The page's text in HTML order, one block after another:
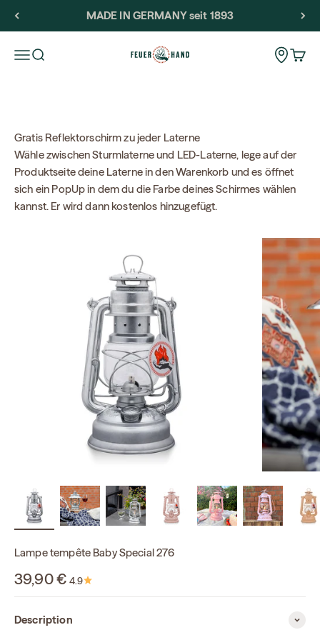
MADE IN GERMANY seit 1893
Ouvrir la navigation
Ouvrir la recherche Feuerhand Voir
Gratis Reflektorschirm zu jeder Laterne
Wähle zwischen Sturmlaterne und LED-Laterne, lege auf der
Produktseite deine Laterne in den Warenkorb und es öffnet
sich ein PopUp in dem du die Farbe deines Schirmes wählen
kannst. Er wird dann kostenlos hinzugefügt.
Lampe tempête Baby Special 276
Prix de vente
39,90 € 4.9
Description